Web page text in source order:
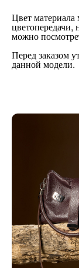
Цвет материала
цветопередачи,
можно
Перед заказом
данной модели.